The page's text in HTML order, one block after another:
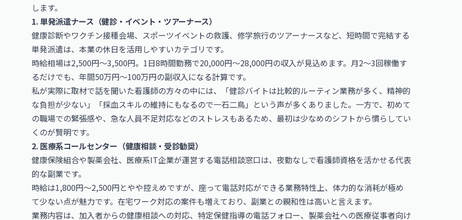
します。
1. 単発派遣ナース（健診・イベント・ツアーナース）
健康診断やワクチン接種会場、スポーツイベントの救護、修学旅行のツアーナースなど、短時間で完結する
単発派遣は、本業の休日を活用しやすいカテゴリです。
時給相場は2,500円〜3,500円。1日8時間勤務で20,000円〜28,000円の収入が見込めます。月2〜3回稼働す
るだけでも、年間50万円〜100万円の副収入になる計算です。
私が実際に取材で話を聞いた看護師の方々の中には、「健診バイトは比較的ルーティン業務が多く、精神的
な負担が少ない」「採血スキルの維持にもなるので一石二鳥」という声が多くありました。一方で、初めて
の職場での緊張感や、急な人員不足対応などのストレスもあるため、最初は少なめのシフトから慣らしてい
くのが賢明です。
2. 医療系コールセンター（健康相談・受診勧奨）
健康保険組合や製薬会社、医療系IT企業が運営する電話相談窓口は、夜勤なしで看護師資格を活かせる代表
的な副業です。
時給は1,800円〜2,500円とやや控えめですが、座って電話対応ができる業務特性上、体力的な消耗が極め
て少ない点が魅力です。在宅ワーク対応の案件も増えており、副業との親和性は高いと言えます。
業務内容は、加入者からの健康相談への対応、特定保健指導の電話フォロー、製薬会社への医療従事者向け